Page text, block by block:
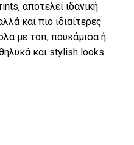
αποτελεί ιδανική
και πιο ιδιαίτερες
με τοπ, πουκάμισα ή
και stylish looks